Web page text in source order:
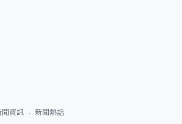
聞資訊 新聞熱話